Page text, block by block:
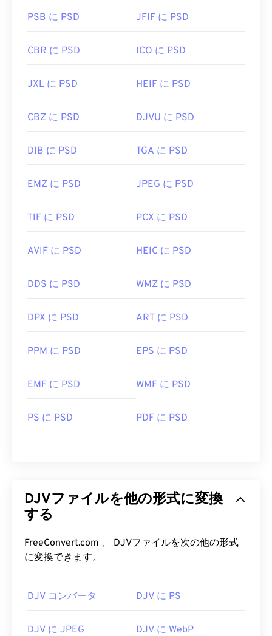
PSB に PSD JFIF に PSD
CBR に PSD ICO に PSD
JXL に PSD HEIF に PSD
CBZ に PSD DJVU に PSD
DIB に PSD TGA に PSD
EMZ に PSD JPEG に PSD
TIF に PSD PCX に PSD
AVIF に PSD HEIC に PSD
DDS に PSD WMZ に PSD
DPX に PSD ART に PSD
PPM に PSD EPS に PSD
EMF に PSD WMF に PSD
PS に PSD PDF に PSD
DJVファイルを他の形式に変換
する
FreeConvert.com 、 DJVファイルを次の他の形式
に変換できます。
DJV コンバータ DJV に PS
DJV に JPEG DJV に WebP